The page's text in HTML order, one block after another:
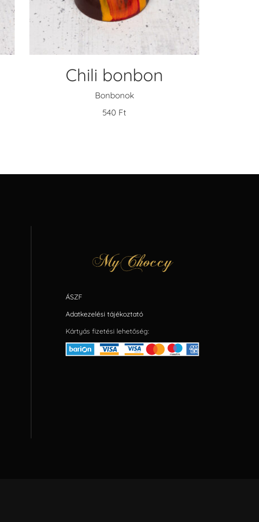
Chili bonbon
Bonbonok
540 Ft
ÁSZF
Adatkezelési tájékoztató
Kártyás fizetési lehetőség: